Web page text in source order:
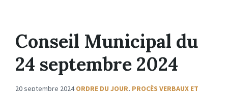
Conseil Municipal du
24 septembre 2024
20 septembre 2024 ORDRE DU JOUR, PROCÈS VERBAUX ET